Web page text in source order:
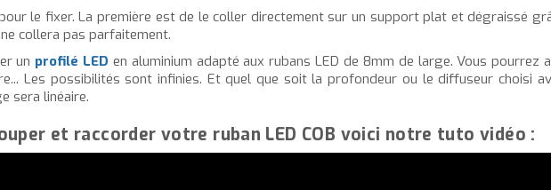
le fixer. La première est de le coller directement sur un support plat et dégraissé
collera pas parfaitement.
un profilé LED en aluminium adapté aux rubans LED de 8mm de large. Vous
Les possibilités sont infinies. Et quel que soit la profondeur ou le diffuseur choisi
sera linéaire.
et raccorder votre ruban LED COB voici notre tuto vidéo :